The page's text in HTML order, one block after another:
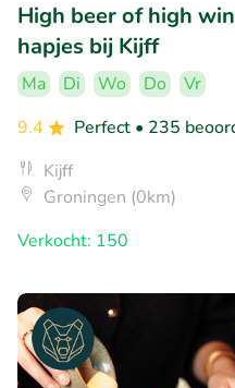
High beer of high
hapjes bij Kijff
Ma Di Wo Do
Vr
9.4
Perfect • 235
Kijff
Groningen (0km)
Verkocht: 150